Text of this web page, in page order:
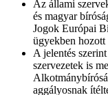
Az állami
és magyar
Jogok Európai
ügyekben hozott
A jelentés
szervezetek is
aggályosnak